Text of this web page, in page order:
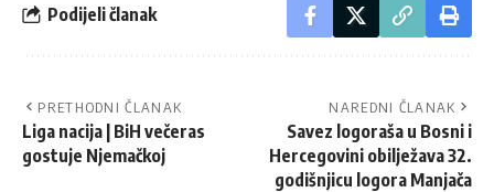
Podijeli članak
PRETHODNI ČLANAK
Liga nacija | BiH večeras
gostuje Njemačkoj
NAREDNI ČLANAK
Savez logoraša u Bosni i
Hercegovini obilježava 32.
godišnjicu logora Manjača